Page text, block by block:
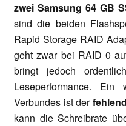
zwei Samsung 64 GB
sind die beiden
Rapid Storage RAID
geht zwar bei RAID 0
bringt jedoch
Leseperformance.
Verbundes ist der
kann die Schreibrate